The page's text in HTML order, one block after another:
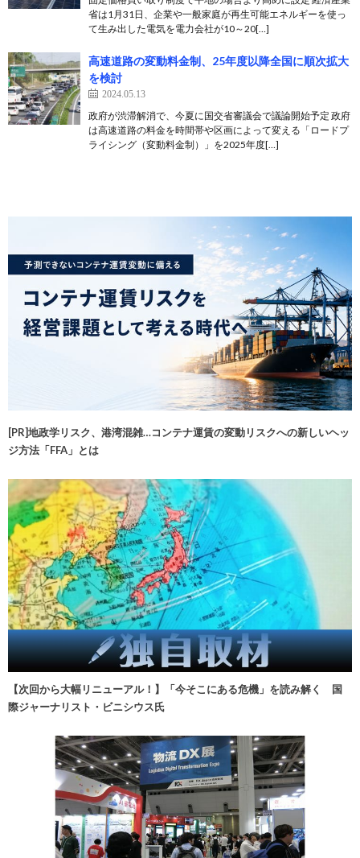
省は1月31日、企業や一般家庭が再生可能エネルギーを使っ
て生み出した電気を電力会社が10～20[…]
高速道路の変動料金制、25年度以降全国に順次拡大
を検討
2024.05.13
政府が渋滞解消で、今夏に国交省審議会で議論開始予定 政府
は高速道路の料金を時間帯や区画によって変える「ロードプ
ライシング（変動料金制）」を2025年度[…]
[PR]地政学リスク、港湾混雑…コンテナ運賃の変動リスクへの新しいヘッ
ジ方法「FFA」とは
【次回から大幅リニューアル！】「今そこにある危機」を読み解く 国
際ジャーナリスト・ビニシウス氏